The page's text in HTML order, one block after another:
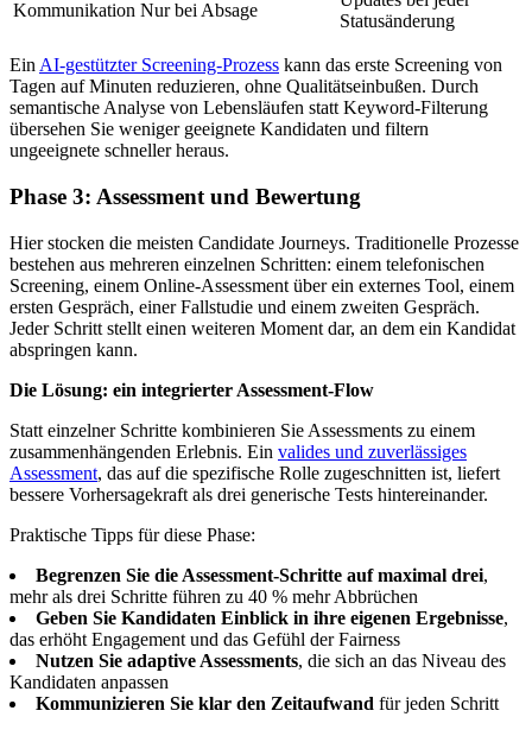
Kommunikation Nur bei Absage
Statusänderung
Ein AI-gestützter Screening-Prozess kann das erste Screening von
Tagen auf Minuten reduzieren, ohne Qualitätseinbußen. Durch
semantische Analyse von Lebensläufen statt Keyword-Filterung
übersehen Sie weniger geeignete Kandidaten und filtern
ungeeignete schneller heraus.
Phase 3: Assessment und Bewertung
Hier stocken die meisten Candidate Journeys. Traditionelle Prozesse
bestehen aus mehreren einzelnen Schritten: einem telefonischen
Screening, einem Online-Assessment über ein externes Tool, einem
ersten Gespräch, einer Fallstudie und einem zweiten Gespräch.
Jeder Schritt stellt einen weiteren Moment dar, an dem ein Kandidat
abspringen kann.
Die Lösung: ein integrierter Assessment-Flow
Statt einzelner Schritte kombinieren Sie Assessments zu einem
zusammenhängenden Erlebnis. Ein valides und zuverlässiges
Assessment, das auf die spezifische Rolle zugeschnitten ist, liefert
bessere Vorhersagekraft als drei generische Tests hintereinander.
Praktische Tipps für diese Phase:
Begrenzen Sie die Assessment-Schritte auf maximal drei,
mehr als drei Schritte führen zu 40 % mehr Abbrüchen
Geben Sie Kandidaten Einblick in ihre eigenen Ergebnisse,
das erhöht Engagement und das Gefühl der Fairness
Nutzen Sie adaptive Assessments, die sich an das Niveau des
Kandidaten anpassen
Kommunizieren Sie klar den Zeitaufwand für jeden Schritt